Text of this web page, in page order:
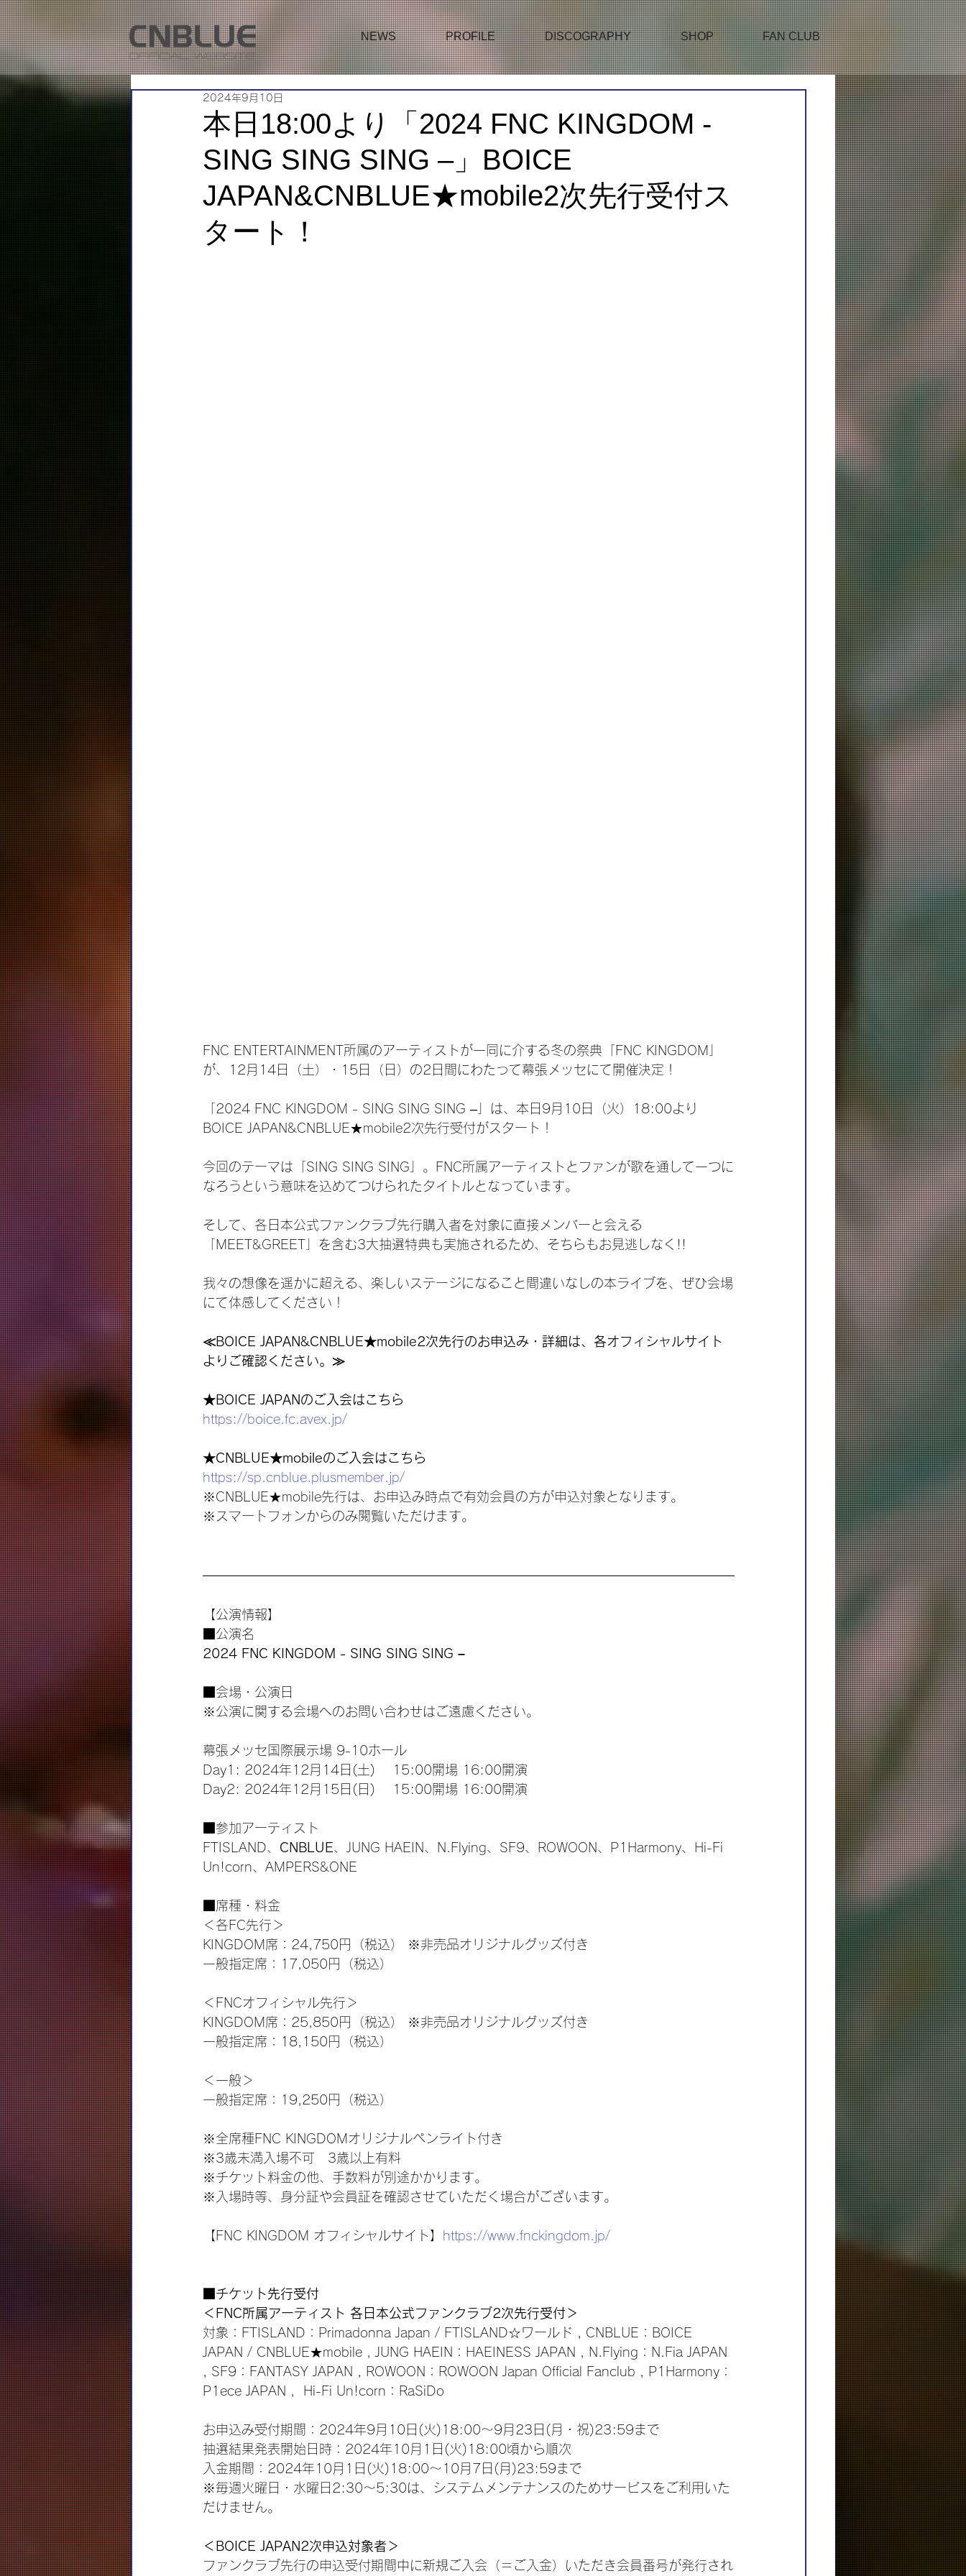
NEWS PROFILE DISCOGRAPHY SHOP FAN CLUB
本日18:00より「2024 FNC KINGDOM -
SING SING SING –」BOICE
JAPAN&CNBLUE★mobile2次先行受付ス
タート！
2024年9月10日
FNC ENTERTAINMENT所属のアーティストが一同に介する冬の祭典「FNC KINGDOM」
が、12月14日（土）・15日（日）の2日間にわたって幕張メッセにて開催決定！
「2024 FNC KINGDOM - SING SING SING –」は、本日9月10日（火）18:00より
BOICE JAPAN&CNBLUE★mobile2次先行受付がスタート！
今回のテーマは「SING SING SING」。FNC所属アーティストとファンが歌を通して一つに
なろうという意味を込めてつけられたタイトルとなっています。
そして、各日本公式ファンクラブ先行購入者を対象に直接メンバーと会える
「MEET&GREET」を含む3大抽選特典も実施されるため、そちらもお見逃しなく!!
我々の想像を遥かに超える、楽しいステージになること間違いなしの本ライブを、ぜひ会場
にて体感してください！
≪BOICE JAPAN&CNBLUE★mobile2次先行のお申込み・詳細は、各オフィシャルサイト
よりご確認ください。≫
★BOICE JAPANのご入会はこちら
https://boice.fc.avex.jp/
★CNBLUE★mobileのご入会はこちら
https://sp.cnblue.plusmember.jp/
※CNBLUE★mobile先行は、お申込み時点で有効会員の方が申込対象となります。
※スマートフォンからのみ閲覧いただけます。
【公演情報】
■公演名
2024 FNC KINGDOM - SING SING SING –
■会場・公演日
※公演に関する会場へのお問い合わせはご遠慮ください。
幕張メッセ国際展示場 9-10ホール
Day1: 2024年12月14日(土)　 15:00開場 16:00開演
Day2: 2024年12月15日(日)　 15:00開場 16:00開演
■参加アーティスト
FTISLAND、 CNBLUE、JUNG HAEIN、N.Flying、SF9、ROWOON、P1Harmony、Hi-Fi
Un!corn、AMPERS&ONE
■席種・料金
＜各FC先行＞
KINGDOM席：24,750円（税込） ※非売品オリジナルグッズ付き
一般指定席：17,050円（税込）
＜FNCオフィシャル先行＞
KINGDOM席：25,850円（税込） ※非売品オリジナルグッズ付き
一般指定席：18,150円（税込）
＜一般＞
一般指定席：19,250円（税込）
※全席種FNC KINGDOMオリジナルペンライト付き
※3歳未満入場不可　3歳以上有料
※チケット料金の他、手数料が別途かかります。
※入場時等、身分証や会員証を確認させていただく場合がございます。
【FNC KINGDOM オフィシャルサイト】 https://www.fnckingdom.jp/
■チケット先行受付
＜FNC所属アーティスト 各日本公式ファンクラブ2次先行受付＞
対象：FTISLAND：Primadonna Japan / FTISLAND☆ワールド , CNBLUE：BOICE
JAPAN / CNBLUE★mobile , JUNG HAEIN：HAEINESS JAPAN , N.Flying：N.Fia JAPAN
, SF9：FANTASY JAPAN , ROWOON：ROWOON Japan Official Fanclub , P1Harmony：
P1ece JAPAN ,  Hi-Fi Un!corn：RaSiDo
お申込み受付期間：2024年9月10日(火)18:00～9月23日(月・祝)23:59まで
抽選結果発表開始日時：2024年10月1日(火)18:00頃から順次
入金期間：2024年10月1日(火)18:00～10月7日(月)23:59まで
※毎週火曜日・水曜日2:30～5:30は、システムメンテナンスのためサービスをご利用いた
だけません。
＜BOICE JAPAN2次申込対象者＞
ファンクラブ先行の申込受付期間中に新規ご入会（＝ご入金）いただき会員番号が発行され